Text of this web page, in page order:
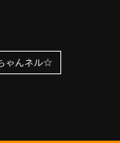
ゃんネル☆